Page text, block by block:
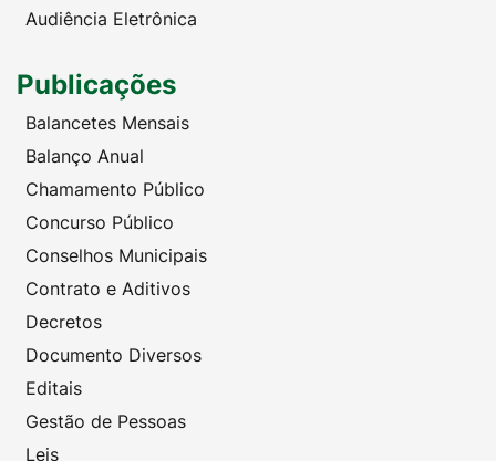
Audiência Eletrônica
Publicações
Balancetes Mensais
Balanço Anual
Chamamento Público
Concurso Público
Conselhos Municipais
Contrato e Aditivos
Decretos
Documento Diversos
Editais
Gestão de Pessoas
Leis